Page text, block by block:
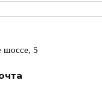
шоссе, 5